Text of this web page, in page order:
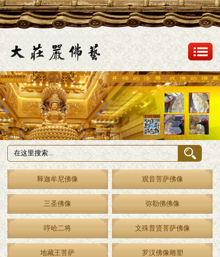
释迦牟尼佛像 观音菩萨佛像
三圣佛像 弥勒佛佛像
哼哈二将 文殊普贤菩萨佛像
地藏王菩萨 罗汉佛像雕塑